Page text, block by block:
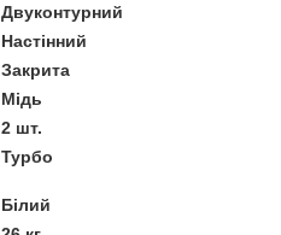
Двуконтурний
Настінний
Закрита
Мідь
2 шт.
Турбо
Білий